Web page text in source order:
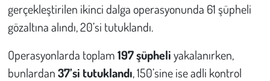
gerçekleştirilen ikinci dalga operasyonunda 61 şüpheli
gözaltına alındı, 20’si tutuklandı.
Operasyonlarda toplam197 şüpheliyakalanırken,
bunlardan37’si tutuklandı, 150’sine ise adli kontrol
Tarih
Tarım